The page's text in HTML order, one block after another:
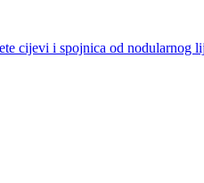
cijevi i spojnica od nodularnog